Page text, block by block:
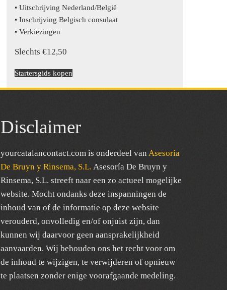
• Uitschrijving Nederland/België
• Inschrijving Belgisch consulaat
• Verkiezingen
Slechts €12,50
Startersgids kopen
Disclaimer
yourcatalancontact.com is onderdeel van Asesoría
De Bruyn y Rinsema, S.L. Asesoría De Bruyn y
Rinsema, S.L. streeft naar een zo actueel mogelijke
website. Mocht ondanks deze inspanningen de
inhoud van of de informatie op deze website
verouderd, onvolledig en/of onjuist zijn, dan
kunnen wij daarvoor geen aansprakelijkheid
aanvaarden. Wij behouden ons het recht voor om
de inhoud te wijzigen, te verwijderen of opnieuw
te plaatsen zonder enige voorafgaande medeling.